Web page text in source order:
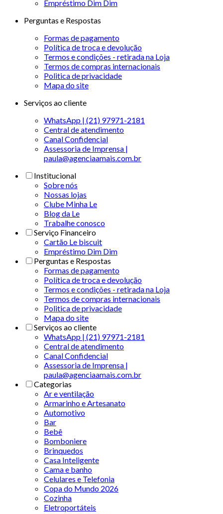
Empréstimo Dim Dim
Perguntas e Respostas
Formas de pagamento
Política de troca e devolução
Termos e condições - retirada na Loja
Termos de compras internacionais
Politica de privacidade
Mapa do site
Serviços ao cliente
WhatsApp | (21) 97971-2181
Central de atendimento
Canal Confidencial
Assessoria de Imprensa |
paula@agenciaamais.com.br
Institucional
Sobre nós
Nossas lojas
Clube Minha Le
Blog da Le
Trabalhe conosco
Serviço Financeiro
Cartão Le biscuit
Empréstimo Dim Dim
Perguntas e Respostas
Formas de pagamento
Política de troca e devolução
Termos e condições - retirada na Loja
Termos de compras internacionais
Politica de privacidade
Mapa do site
Serviços ao cliente
WhatsApp | (21) 97971-2181
Central de atendimento
Canal Confidencial
Assessoria de Imprensa |
paula@agenciaamais.com.br
Categorias
Ar e ventilação
Armarinho e Artesanato
Automotivo
Bar
Bebê
Bomboniere
Brinquedos
Casa Inteligente
Cama e banho
Celulares e Telefonia
Copa do Mundo 2026
Cozinha
Eletroportáteis